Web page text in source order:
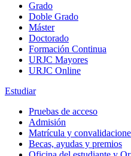
Grado
Doble Grado
Máster
Doctorado
Formación Continua
URJC Mayores
URJC Online
Estudiar
Pruebas de acceso
Admisión
Matrícula y
Becas, ayudas y premios